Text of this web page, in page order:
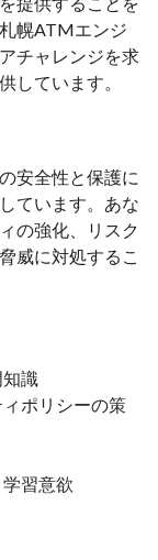
幌ATMエンジ
チャレンジを求
しています。
安全性と保護に
ています。あな
の強化、リスク
威に対処するこ
識
ポリシーの策
習意欲